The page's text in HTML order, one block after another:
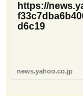
https://
d6c19
news.yahoo.co.jp